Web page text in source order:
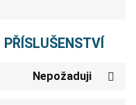
Nepožaduji